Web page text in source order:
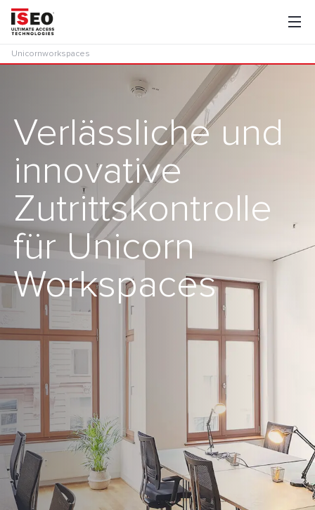
Unicornworkspaces
Verlässliche und
innovative
Zutrittskontrolle
für Unicorn
Workspaces